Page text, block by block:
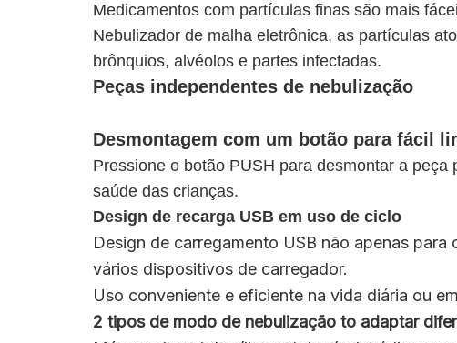
Medicamentos com partículas finas são mais
Nebulizador de malha eletrônica, as partículas
brônquios, alvéolos e partes infectadas.
Peças independentes de nebulização
Desmontagem com um botão para fácil
Pressione o botão PUSH para desmontar a
saúde das crianças.
Design de recarga USB em uso de ciclo
Design de carregamento USB não apenas
vários dispositivos de carregador.
Uso conveniente e eficiente na vida diária ou
2 tipos de modo de nebulização to adaptar